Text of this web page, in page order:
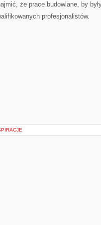
że prace budowlane, by
profesjonalistów.